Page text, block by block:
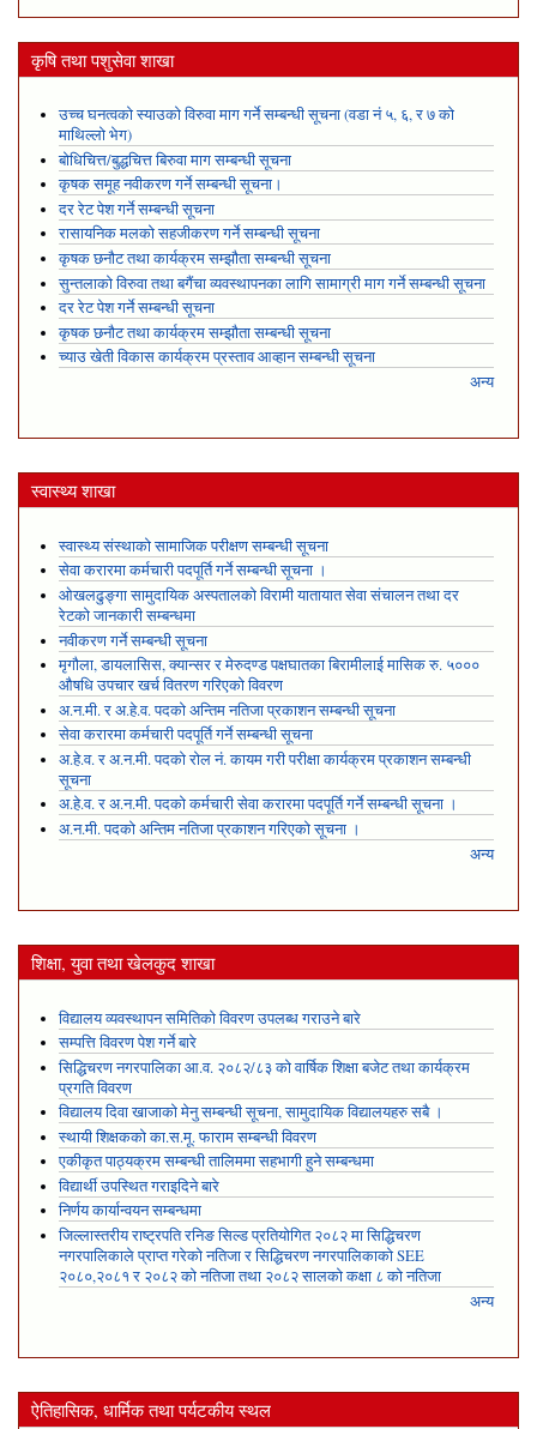
कृषि तथा पशुसेवा शाखा
उच्च घनत्वको स्याउको विरुवा माग गर्ने सम्बन्धी सूचना (वडा नं ५, ६, र ७ को
माथिल्लो भेग)
बोधिचित्त/बुद्धचित्त बिरुवा माग सम्बन्धी सूचना
कृषक समूह नवीकरण गर्ने सम्बन्धी सूचना।
दर रेट पेश गर्ने सम्बन्धी सूचना
रासायनिक मलको सहजीकरण गर्ने सम्बन्धी सूचना
कृषक छनौट तथा कार्यक्रम सम्झौता सम्बन्धी सूचना
सुन्तलाको विरुवा तथा बगैंचा व्यवस्थापनका लागि सामाग्री माग गर्ने सम्बन्धी सूचना
दर रेट पेश गर्ने सम्बन्धी सूचना
कृषक छनौट तथा कार्यक्रम सम्झौता सम्बन्धी सूचना
च्याउ खेती विकास कार्यक्रम प्रस्ताव आव्हान सम्बन्धी सूचना
अन्य
स्वास्थ्य शाखा
स्वास्थ्य संस्थाको सामाजिक परीक्षण सम्बन्धी सूचना
सेवा करारमा कर्मचारी पदपूर्ति गर्ने सम्बन्धी सूचना ।
ओखलढुङ्गा सामुदायिक अस्पतालको विरामी यातायात सेवा संचालन तथा दर
रेटको जानकारी सम्बन्धमा
नवीकरण गर्ने सम्बन्धी सूचना
मृगौला, डायलासिस, क्यान्सर र मेरुदण्ड पक्षघातका बिरामीलाई मासिक रु. ५०००
औषधि उपचार खर्च वितरण गरिएको विवरण
अ.न.मी. र अ.हे.व. पदको अन्तिम नतिजा प्रकाशन सम्बन्धी सूचना
सेवा करारमा कर्मचारी पदपूर्ति गर्ने सम्बन्धी सूचना
अ.हे.व. र अ.न.मी. पदको रोल नं. कायम गरी परीक्षा कार्यक्रम प्रकाशन सम्बन्धी
सूचना
अ.हे.व. र अ.न.मी. पदको कर्मचारी सेवा करारमा पदपूर्ति गर्ने सम्बन्धी सूचना ।
अ.न.मी. पदको अन्तिम नतिजा प्रकाशन गरिएको सूचना ।
अन्य
शिक्षा, युवा तथा खेलकुद शाखा
विद्यालय व्यवस्थापन समितिको विवरण उपलब्ध गराउने बारे
सम्पत्ति विवरण पेश गर्ने बारे
सिद्धिचरण नगरपालिका आ.व. २०८२/८३ को वार्षिक शिक्षा बजेट तथा कार्यक्रम
प्रगति विवरण
विद्यालय दिवा खाजाको मेनु सम्बन्धी सूचना, सामुदायिक विद्यालयहरु सबै ।
स्थायी शिक्षकको का.स.मू. फाराम सम्बन्धी विवरण
एकीकृत पाठ्यक्रम सम्बन्धी तालिममा सहभागी हुने सम्बन्धमा
विद्यार्थी उपस्थित गराइदिने बारे
निर्णय कार्यान्वयन सम्बन्धमा
जिल्लास्तरीय राष्ट्रपति रनिङ सिल्ड प्रतियोगित २०८२ मा सिद्धिचरण
नगरपालिकाले प्राप्त गरेकाे नतिजा र सिद्धिचरण नगरपालिकाको SEE
२०८०,२०८१ र २०८२ को नतिजा तथा २०८२ सालको कक्षा ८ को नतिजा
अन्य
ऐतिहासिक, धार्मिक तथा पर्यटकीय स्थल